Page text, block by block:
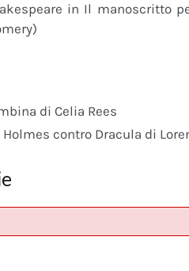
in Il manoscritto
di Celia Rees
contro Dracula di